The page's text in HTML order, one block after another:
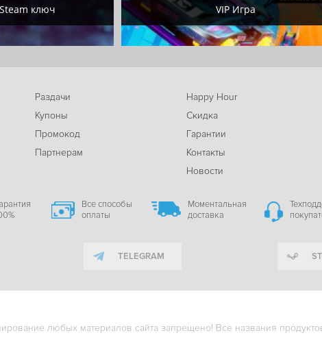
ключ VIP Игра
Раздачи
Купоны
Промокод
Партнерам
Happy Hour
Скидка
Гарантии
Контакты
Новости
Все способы
оплаты
Моментальная
доставка
TELEGRAM
любых материалов сайта запрещено! Все названия